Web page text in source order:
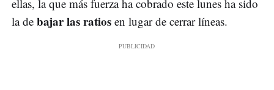
ellas, la que más fuerza ha cobrado este lunes ha sido
la de bajar las ratios en lugar de cerrar líneas.